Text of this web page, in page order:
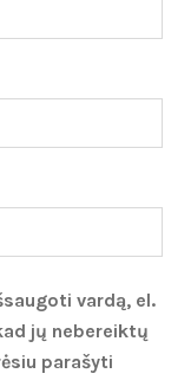
vardą, el.
jų nebereiktų
parašyti